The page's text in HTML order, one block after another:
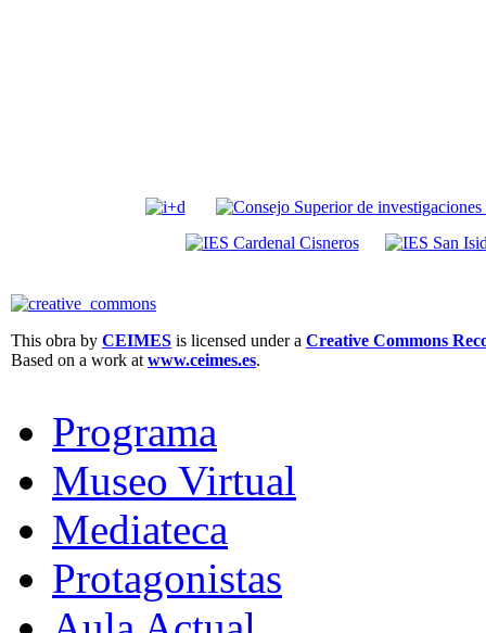
This obra by CEIMES is licensed under a Creative Commons
Based on a work at www.ceimes.es.
Programa
Museo Virtual
Mediateca
Protagonistas